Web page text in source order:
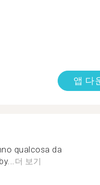
앱 다
qualcosa da
더 보기